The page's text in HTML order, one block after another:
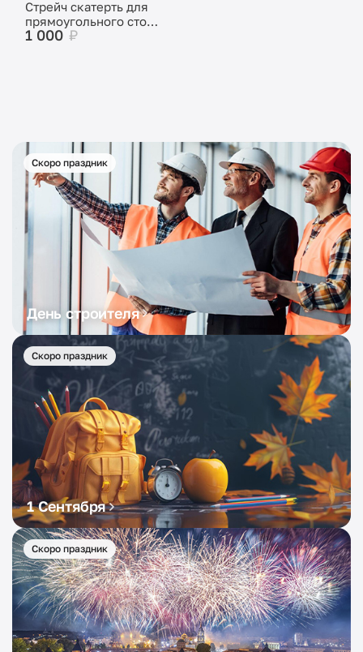
Стрейч скатерть для
прямоугольного стола
красная
1 000₽
Скоро праздник
День строителя
Скоро праздник
1 Сентября
Скоро праздник